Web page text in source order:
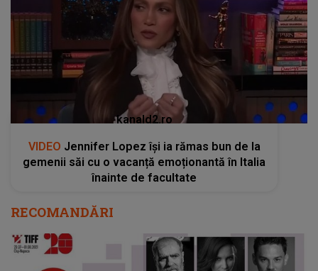
VIDEO
Jennifer Lopez își ia rămas bun de la
gemenii săi cu o vacanță emoționantă în Italia
înainte de facultate
RECOMANDĂRI
Festivalul Internaţional de Film Transilvania: